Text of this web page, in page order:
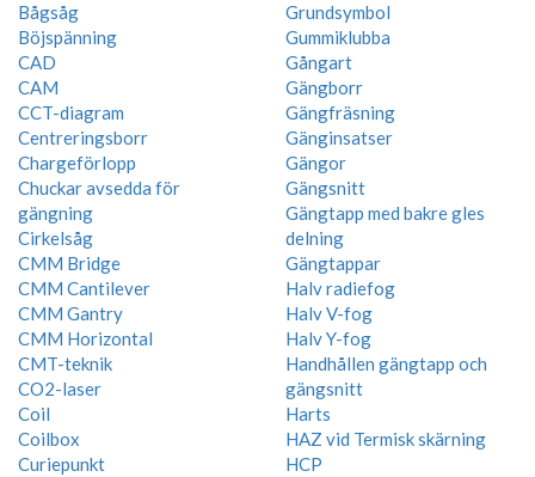
Bågsåg
Böjspänning
CAD
CAM
CCT-diagram
Centreringsborr
Chargeförlopp
Chuckar avsedda för
gängning
Cirkelsåg
CMM Bridge
CMM Cantilever
CMM Gantry
CMM Horizontal
CMT-teknik
CO2-laser
Coil
Coilbox
Curiepunkt
Grundsymbol
Gummiklubba
Gångart
Gängborr
Gängfräsning
Gänginsatser
Gängor
Gängsnitt
Gängtapp med bakre gles
delning
Gängtappar
Halv radiefog
Halv V-fog
Halv Y-fog
Handhållen gängtapp och
gängsnitt
Harts
HAZ vid Termisk skärning
HCP